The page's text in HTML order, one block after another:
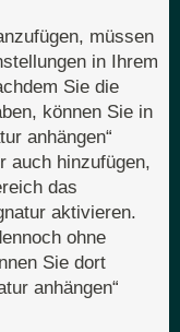
müssen
in Ihrem
Sie die
können Sie in
anhängen“
auch hinzufügen,
das
aktivieren.
ohne
Sie dort
anhängen“